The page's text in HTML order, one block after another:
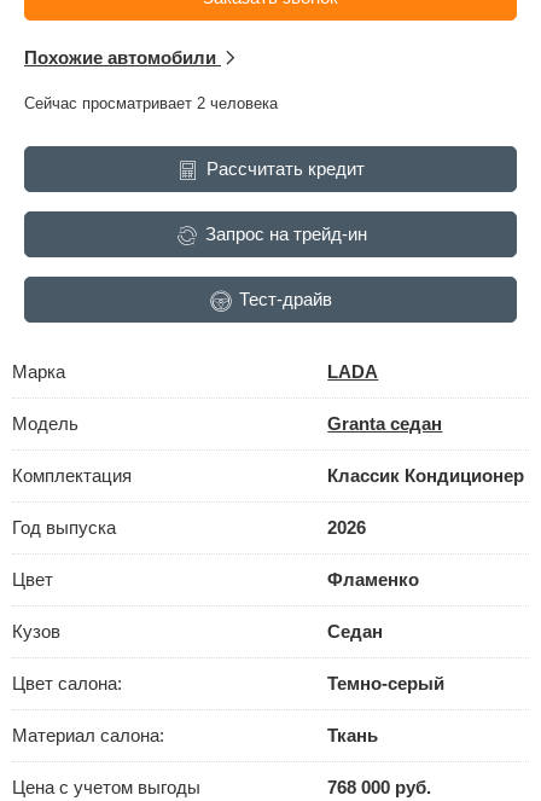
Похожие автомобили
Сейчас просматривает 2 человека
Рассчитать кредит
Запрос на трейд-ин
Тест-драйв
Марка LADA
Модель Granta седан
Комплектация Классик Кондиционер
Год выпуска 2026
Цвет Фламенко
Кузов Седан
Цвет салона: Темно-серый
Материал салона: Ткань
Цена с учетом выгоды 768 000 руб.